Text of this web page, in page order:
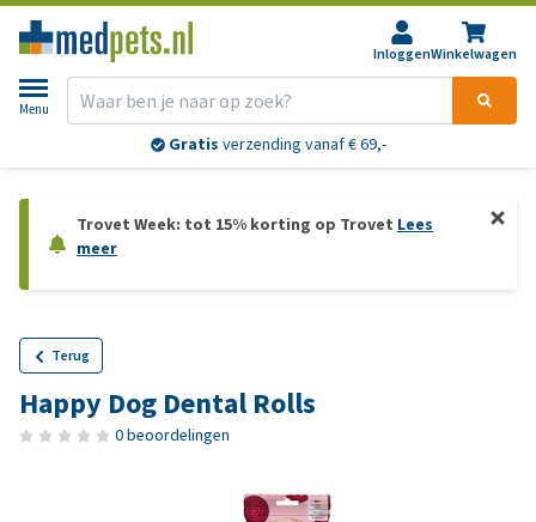
InloggenWinkelwagen
Menu
Gratis verzending vanaf € 69,-
Trovet Week: tot 15% korting op Trovet Lees
meer
Terug
Happy Dog Dental Rolls
0 beoordelingen